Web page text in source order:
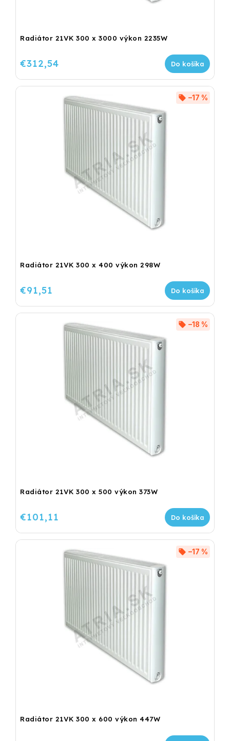
Radiátor 21VK 300 x 3000 výkon 2235W
€312,54 Do košíka
Radiátor 21VK 300 x 400 výkon 298W
–17 %
€91,51 Do košíka
Radiátor 21VK 300 x 500 výkon 373W
–18 %
€101,11 Do košíka
Radiátor 21VK 300 x 600 výkon 447W
–17 %